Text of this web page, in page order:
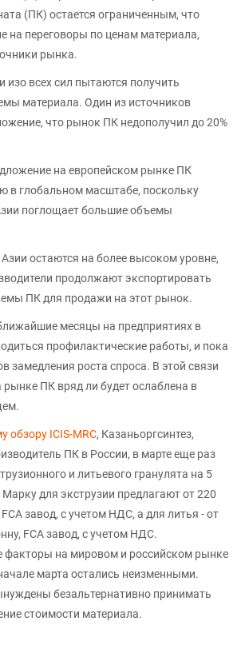
(ПК) остается ограниченным, что
на переговоры по ценам материала,
рынка.
изо всех сил пытаются получить
материала. Один из источников
что рынок ПК недополучил до 20%
на европейском рынке ПК
в глобальном масштабе, поскольку
поглощает большие объемы
остаются на более высоком уровне,
продолжают экспортировать
ПК для продажи на этот рынок.
месяцы на предприятиях в
профилактические работы, и пока
замедления роста спроса. В этой связи
ПК вряд ли будет ослаблена в
обзору ICIS-MRC, Казаньоргсинтез,
ПК в России, в марте еще раз
и литьевого гранулята на 5
Марку для экструзии предлагают от 220
завод, с учетом НДС, а для литья - от
FCA завод, с учетом НДС.
на мировом и российском рынке
марта остались неизменными.
безальтернативно принимать
стоимости материала.